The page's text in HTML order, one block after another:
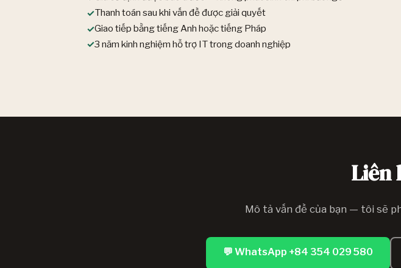
Thanh toán sau khi vấn đề được giải quyết
Giao tiếp bằng tiếng Anh hoặc tiếng Pháp
3 năm kinh nghiệm hỗ trợ IT trong doanh nghiệp
Liên
Mô tả vấn đề của bạn — tôi sẽ
💬 WhatsApp +84 354 029 580